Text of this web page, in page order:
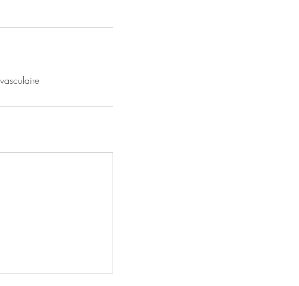
Entraînement spécifique pour améliorer ton endurance cardiovasculaire